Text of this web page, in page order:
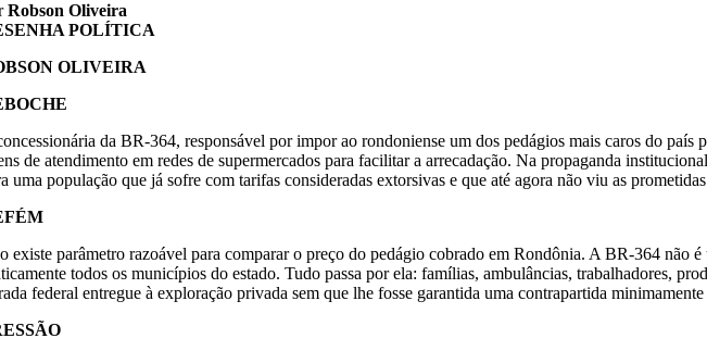
Robson Oliveira
POLÍTICA
OLIVEIRA
da BR-364, responsável por impor ao rondoniense um dos pedágios mais caros do
de atendimento em redes de supermercados para facilitar a arrecadação. Na propaganda
uma população que já sofre com tarifas consideradas extorsivas e que até agora não viu as
existe parâmetro razoável para comparar o preço do pedágio cobrado em Rondônia. A BR-364 não
todos os municípios do estado. Tudo passa por ela: famílias, ambulâncias, trabalhadores,
federal entregue à exploração privada sem que lhe fosse garantida uma contrapartida